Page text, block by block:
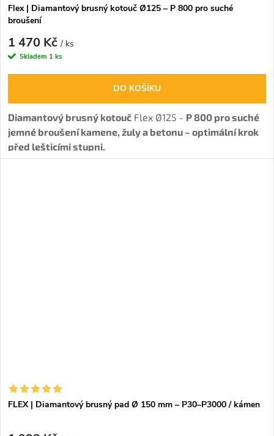
Flex | Diamantový brusný kotouč Ø125 – P 800 pro suché
broušení
1 470 Kč/ ks
Skladem 1 ks
DO KOŠÍKU
Diamantový brusný kotouč Flex Ø125 - P 800 pro suché
jemné broušení kamene, žuly a betonu – optimální krok
před lešticími stupni.
FLEX | Diamantový brusný pad Ø 150 mm – P30–P3000 / kámen